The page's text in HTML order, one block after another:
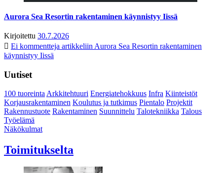
Aurora Sea Resortin rakentaminen käynnistyy Iissä
Kirjoitettu 30.7.2026
Ei kommentteja artikkeliin Aurora Sea Resortin rakentaminen
käynnistyy Iissä
Uutiset
100 tuoreintaArkkitehtuuri Energiatehokkuus Infra Kiinteistöt
Korjausrakentaminen Koulutus ja tutkimus Pientalo Projektit
Rakennustuote Rakentaminen Suunnittelu Talotekniikka Talous
Työelämä
Näkökulmat
Toimitukselta